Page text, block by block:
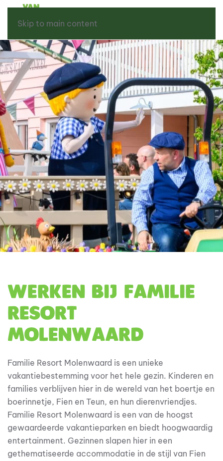
Skip to main content
Werken bij Familie
Resort
Molenwaard
Familie Resort Molenwaard is een unieke
vakantiebestemming voor het hele gezin. Kinderen en
families verblijven hier in de wereld van het boertje en
boerinnetje, Fien en Teun, en hun dierenvriendjes.
Familie Resort Molenwaard is een van de hoogst
gewaardeerde vakantieparken en biedt hoogwaardig
entertainment. Gezinnen slapen hier in een
gethematiseerde accommodatie in de stijl van Fien